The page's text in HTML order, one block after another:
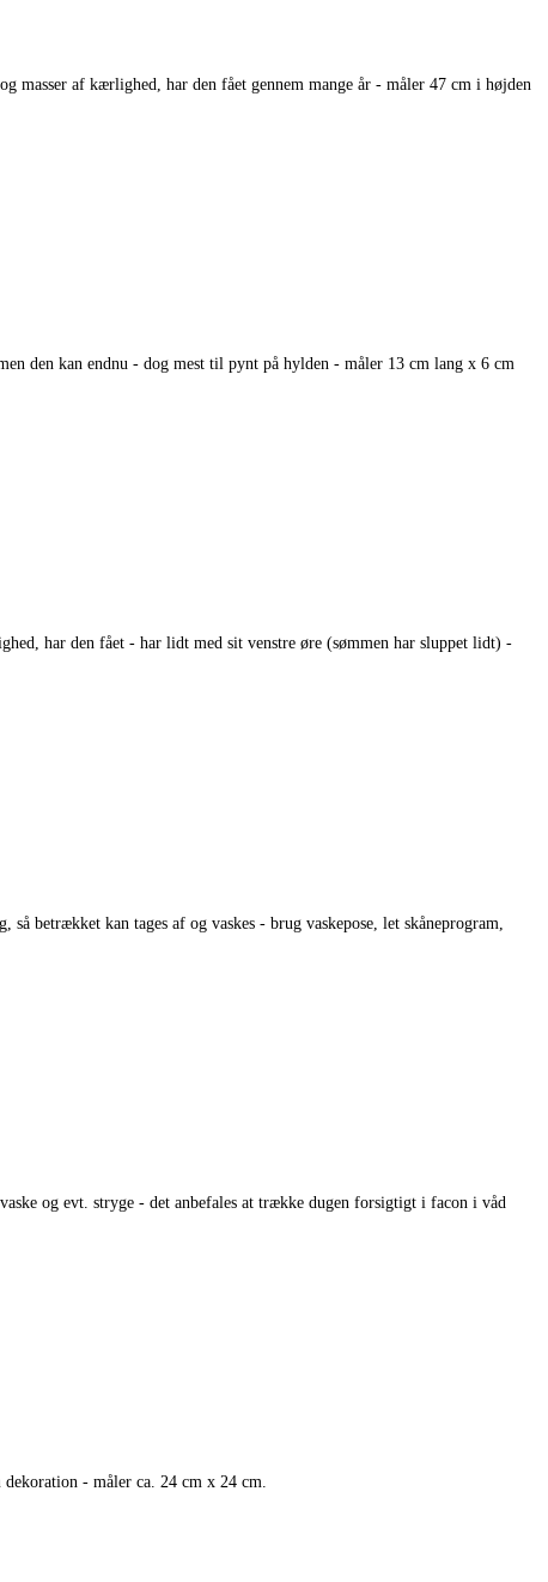
masser af kærlighed, har den fået gennem mange år - måler 47 cm i højden
den kan endnu - dog mest til pynt på hylden - måler 13 cm lang x 6 cm
har den fået - har lidt med sit venstre øre (sømmen har sluppet lidt) -
betrækket kan tages af og vaskes - brug vaskepose, let skåneprogram,
og evt. stryge - det anbefales at trække dugen forsigtigt i facon i våd
- måler ca. 24 cm x 24 cm.